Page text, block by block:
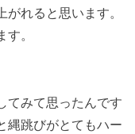
れると思います。
。
てみて思ったんです
縄跳びがとてもハー